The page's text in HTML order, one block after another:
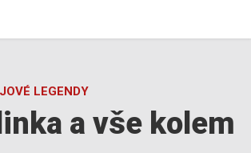
LEGENDY
a vše kolem